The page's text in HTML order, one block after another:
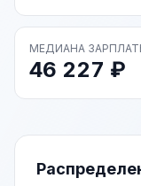
МЕДИАНА
46 227 ₽